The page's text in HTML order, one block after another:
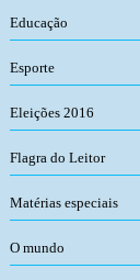
Educação
Esporte
Eleições 2016
Flagra do Leitor
Matérias especiais
O mundo